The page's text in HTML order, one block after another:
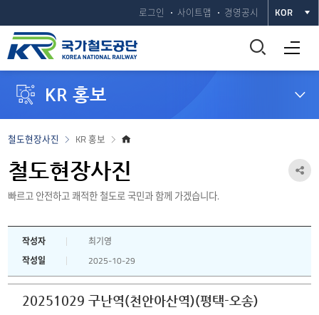
로그인 사이트맵 경영공시 KOR
통
합
기
전체메뉴 열기
KR 홍보
KR 홍보
철도현장사진
철도현장사진
빠르고 안전하고 쾌적한 철도로 국민과 함께 가겠습니다.
공
작성자
최기영
작성일
2025-10-29
20251029 구난역(천안아산역)(평택-오송)